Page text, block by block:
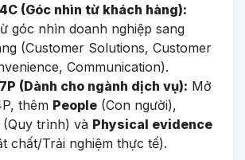
(Góc nhìn từ khách hàng):
góc nhìn doanh nghiệp sang
(Customer Solutions, Customer
Communication).
(Dành cho ngành dịch vụ): Mở
thêm People (Con người),
(Quy trình) và Physical evidence
chất/Trải nghiệm thực tế).